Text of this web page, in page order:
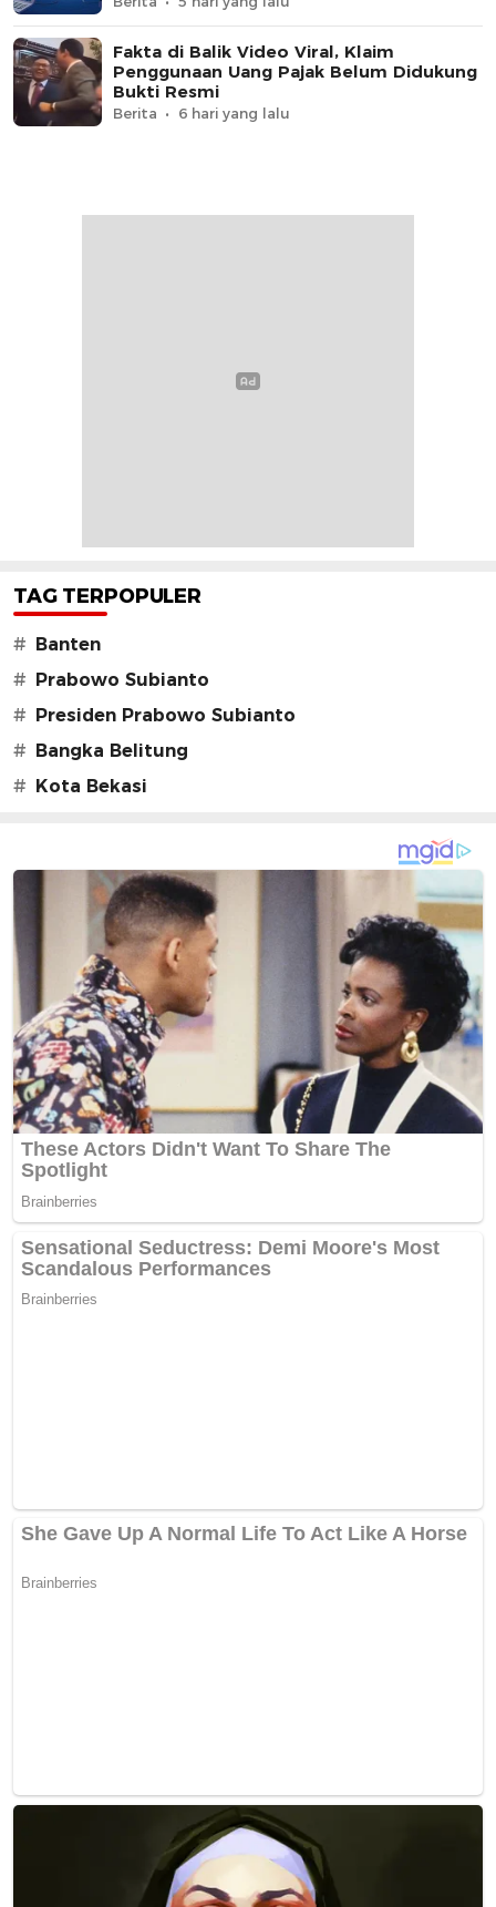
Fakta di Balik Video Viral, Klaim
Penggunaan Uang Pajak Belum Didukung
Bukti Resmi
Berita 6 hari yang lalu
TAG TERPOPULER
# Banten
# Prabowo Subianto
# Presiden Prabowo Subianto
# Bangka Belitung
# Kota Bekasi